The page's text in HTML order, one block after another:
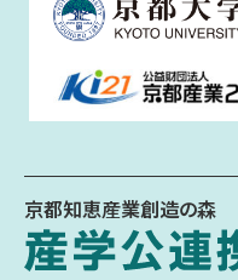
京都知恵産業創造の森